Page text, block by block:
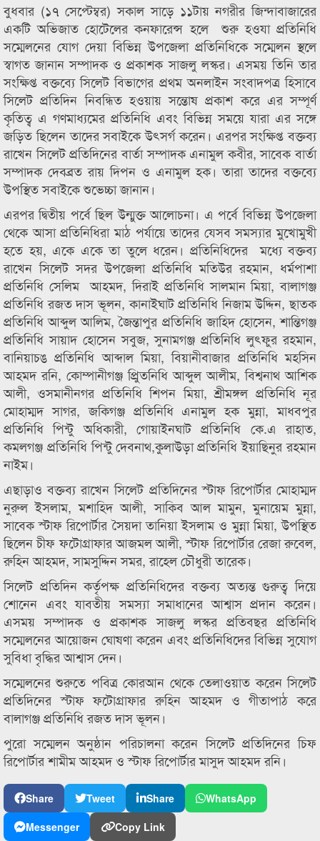
বুধবার (১৭ সেপ্টেম্বর) সকাল সাড়ে ১১টায় নগরীর জিন্দাবাজারের
একটি অভিজাত হোটেলের কনফারেন্স হলে শুরু হওযা প্রতিনিধি
সম্মেলনের যোগ দেয়া বিভিন্ন উপজেলা প্রতিনিধিকে সম্মেলন স্থলে
স্বাগত জানান সম্পাদক ও প্রকাশক সাজলু লস্কর। এসময় তিনি তার
সংক্ষিপ্ত বক্তব্যে সিলেট বিভাগের প্রথম অনলাইন সংবাদপত্র হিসাবে
সিলেট প্রতিদিন নিবন্ধিত হওয়ায় সন্তোষ প্রকাশ করে এর সম্পূর্ণ
কৃতিত্ব এ গণমাধ্যমের প্রতিনিধি এবং বিভিন্ন সময়ে যারা এর সঙ্গে
জড়িত ছিলেন তাদের সবাইকে উৎসর্গ করেন। এরপর সংক্ষিপ্ত বক্তব্য
রাখেন সিলেট প্রতিদিনের বার্তা সম্পাদক এনামুল কবীর, সাবেক বার্তা
সম্পাদক দেবব্রত রায় দিপন ও এনামুল হক। তারা তাদের বক্তব্যে
উপস্থিত সবাইকে শুভেচ্চা জানান।
এরপর দ্বিতীয় পর্বে ছিল উন্মুক্ত আলোচনা। এ পর্বে বিভিন্ন উপজেলা
থেকে আসা প্রতিনিধিরা মাঠ পর্যায়ে তাদের যেসব সমস্যার মুখোমুখী
হতে হয়, একে একে তা তুলে ধরেন। প্রতিনিধিদের মধ্যে বক্তব্য
রাখেন সিলেট সদর উপজেলা প্রতিনিধি মতিউর রহমান, ধর্মপাশা
প্রতিনিধি সেলিম আহমদ, দিরাই প্রতিনিধি সালমান মিয়া, বালাগঞ্জ
প্রতিনিধি রজত দাস ভূলন, কানাইঘাট প্রতিনিধি নিজাম উদ্দিন, ছাতক
প্রতিনিধি আব্দুল আলিম, জৈন্তাপুর প্রতিনিধি জাহিদ হোসেন, শান্তিগঞ্জ
প্রতিনিধি সায়াদ হোসেন সবুজ, সুনামগঞ্জ প্রতিনিধি লুৎফুর রহমান,
বানিয়াচঙ প্রতিনিধি আব্দাল মিয়া, বিয়ানীবাজার প্রতিনিধি মহসিন
আহমদ রনি, কোম্পানীগঞ্জ প্রুিতনিধি আব্দুল আলীম, বিশ্বনাথ আশিক
আলী, ওসমানীনগর প্রতিনিধি শিপন মিয়া, শ্রীমঙ্গল প্রতিনিধি নূর
মোহাম্মদ সাগর, জকিগঞ্জ প্রতিনিধি এনামুল হক মুন্না, মাধবপুর
প্রতিনিধি পিন্টু অধিকারী, গোয়াইনঘাট প্রতিনিধি কে.এ রাহাত,
কমলগঞ্জ প্রতিনিধি পিন্টু দেবনাথ,কুলাউড়া প্রতিনিধি ইয়াছিনুর রহমান
নাইম।
এছাড়াও বক্তব্য রাখেন সিলেট প্রতিদিনের স্টাফ রিপোর্টার মোহাম্মদ
নুরুল ইসলাম, মশাহিদ আলী, সাকিব আল মামুন, মুনায়েম মুন্না,
সাবেক স্টাফ রিপোর্টার সৈয়দা তানিয়া ইসলাম ও মুন্না মিয়া, উপস্থিত
ছিলেন চীফ ফটোগ্রাফার আজমল আলী, স্টাফ রিপোর্টার রেজা রুবেল,
রুহিন আহমদ, সামসুদ্দিন সমর, রাহেল চৌধুরী তারেক।
সিলেট প্রতিদিন কর্তৃপক্ষ প্রতিনিধিদের বক্তব্য অত্যন্ত গুরুত্ব দিয়ে
শোনেন এবং যাবতীয় সমস্যা সমাধানের আশ্বাস প্রদান করেন।
এসময় সম্পাদক ও প্রকাশক সাজলু লস্কর প্রতিবছর প্রতিনিধি
সম্মেলনের আয়োজন ঘোষণা করেন এবং প্রতিনিধিদের বিভিন্ন সুযোগ
সুবিধা বৃদ্ধির আশ্বাস দেন।
সম্মেলনের শুরুতে পবিত্র কোরআন থেকে তেলাওয়াত করেন সিলেট
প্রতিদিনের স্টাফ ফটোগ্রাফার রুহিন আহমদ ও গীতাপাঠ করে
বালাগঞ্জ প্রতিনিধি রজত দাস ভূলন।
পুরো সম্মেলন অনুষ্ঠান পরিচালনা করেন সিলেট প্রতিদিনের চিফ
রিপোর্টার শামীম আহমদ ও স্টাফ রিপোর্টার মাসুদ আহমদ রনি।
Share Tweet Share
WhatsApp
Messenger
Copy Link